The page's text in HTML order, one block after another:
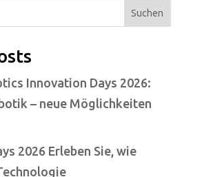
Suchen
Innovation Days 2026:
– neue Möglichkeiten
2026 Erleben Sie, wie